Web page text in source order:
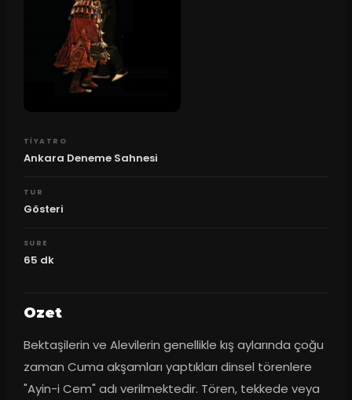
TIYATRO
Ankara Deneme Sahnesi
TUR
Gösteri
SURE
65 dk
Ozet
Bektaşilerin ve Alevilerin genellikle kış aylarında çoğu
zaman Cuma akşamları yaptıkları dinsel törenlere
"Ayin-i Cem" adı verilmektedir. Tören, tekkede veya